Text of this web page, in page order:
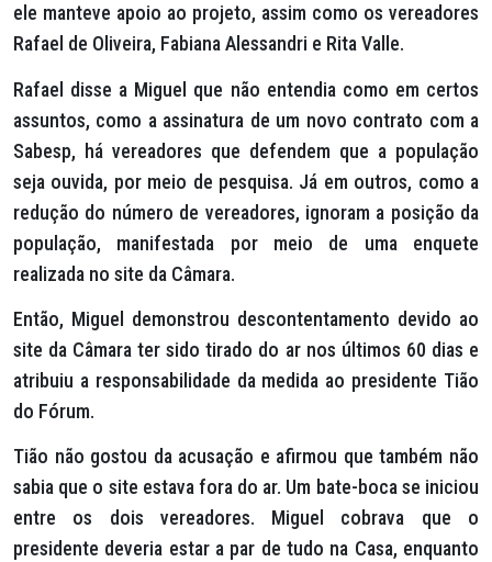
ele manteve apoio ao projeto, assim como os vereadores
Rafael de Oliveira, Fabiana Alessandri e Rita Valle.
Rafael disse a Miguel que não entendia como em certos
assuntos, como a assinatura de um novo contrato com a
Sabesp, há vereadores que defendem que a população
seja ouvida, por meio de pesquisa. Já em outros, como a
redução do número de vereadores, ignoram a posição da
população, manifestada por meio de uma enquete
realizada no site da Câmara.
Então, Miguel demonstrou descontentamento devido ao
site da Câmara ter sido tirado do ar nos últimos 60 dias e
atribuiu a responsabilidade da medida ao presidente Tião
do Fórum.
Tião não gostou da acusação e afirmou que também não
sabia que o site estava fora do ar. Um bate-boca se iniciou
entre os dois vereadores. Miguel cobrava que o
presidente deveria estar a par de tudo na Casa, enquanto